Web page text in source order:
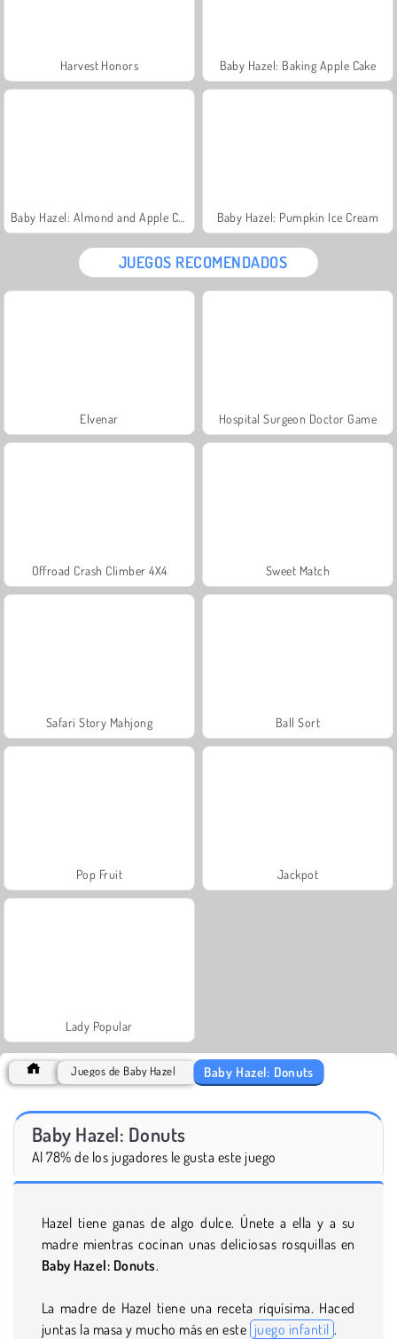
Harvest Honors Baby Hazel: Baking Apple Cake
Baby Hazel: Pumpkin Ice Cream
JUEGOS RECOMENDADOS
Elvenar Hospital Surgeon Doctor Game
Offroad Crash Climber 4X4 Sweet Match
Safari Story Mahjong Ball Sort
Pop Fruit Jackpot
Lady Popular
Juegos de Baby Hazel Baby Hazel: Donuts
Baby Hazel: Donuts
Al 78% de los jugadores le gusta este juego
Hazel tiene ganas de algo dulce. Únete a ella y a su
madre mientras cocinan unas deliciosas rosquillas en
Baby Hazel: Donuts.
La madre de Hazel tiene una receta riquísima. Haced
juntas la masa y mucho más en este juego infantil .